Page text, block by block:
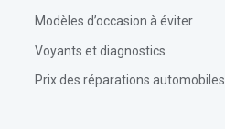
Modèles d’occasion à éviter
Voyants et diagnostics
Prix des réparations automobiles